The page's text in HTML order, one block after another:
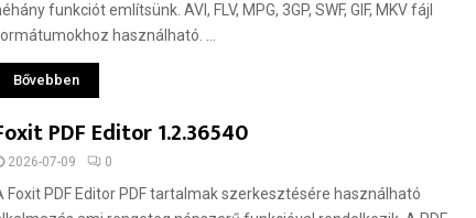
funkciót említsünk. AVI, FLV, MPG, 3GP, SWF, GIF, MKV fájl
használható. ...
Bővebben
PDF Editor 1.2.36540
2026-07-09 0
Foxit PDF Editor PDF tartalmak szerkesztésére használható